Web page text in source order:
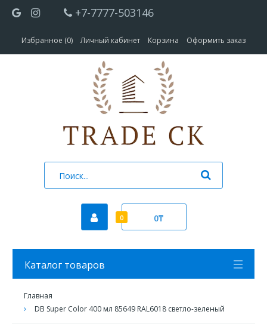
+7-7777-503146
Избранное (0) Личный кабинет Корзина Оформить заказ
0 0₸
Каталог товаров
Главная
DB Super Color 400 мл 85649 RAL6018 светло-зеленый